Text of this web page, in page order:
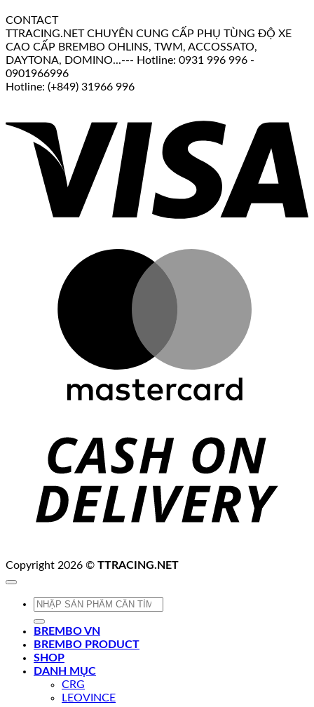
CONTACT
TTRACING.NET CHUYÊN CUNG CẤP PHỤ TÙNG ĐỘ XE
CAO CẤP BREMBO OHLINS, TWM, ACCOSSATO,
DAYTONA, DOMINO...--- Hotline: 0931 996 996 -
0901966996
Hotline: (+849) 31966 996
Copyright 2026 © TTRACING.NET
Tìm
BREMBO VN
BREMBO PRODUCT
SHOP
DANH MỤC
CRG
LEOVINCE